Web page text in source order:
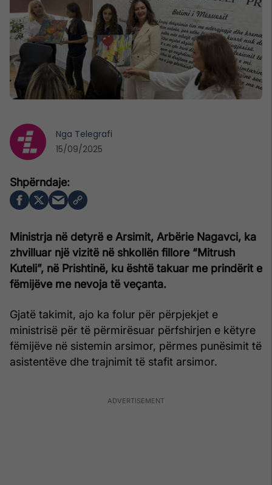
Ministrja në detyrë e Arsimit, Arbërie Nagavci, ka
zhvilluar një vizitë në shkollën fillore “Mitrush
Kuteli”, në Prishtinë, ku është takuar me prindërit e
fëmijëve me nevoja të veçanta.
Gjatë takimit, ajo ka folur për përpjekjet e
ministrisë për të përmirësuar përfshirjen e këtyre
fëmijëve në sistemin arsimor, përmes punësimit të
asistentëve dhe trajnimit të stafit arsimor.
Nga Telegrafi
15/09/2025